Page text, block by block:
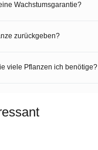
Wachstumsgarantie?
zurückgeben?
viele Pflanzen ich benötige?